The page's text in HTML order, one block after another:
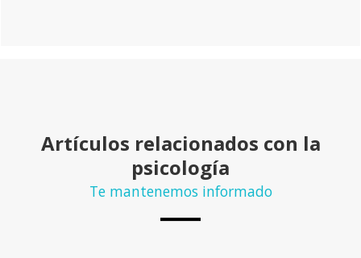
Artículos relacionados con la
psicología
Te mantenemos informado